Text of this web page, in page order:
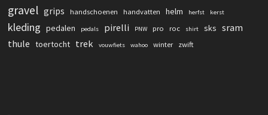
gravel grips handschoenen handvatten helm herfst kerst
kleding pedalen pedals pirelli PNW pro roc shirt sks sram
thule toertocht trek vouwfiets wahoo winter zwift